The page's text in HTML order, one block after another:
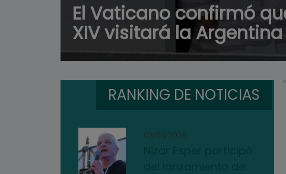
El Vaticano confirmó
XIV visitará la
RANKING DE NOTICIAS
03/08/2026